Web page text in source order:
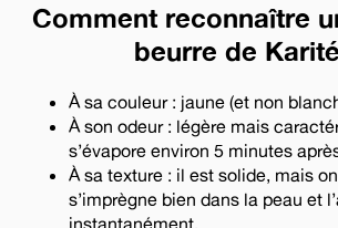
Comment reconnaître
beurre de
À sa couleur : jaune (et non
À son odeur : légère mais
s’évapore environ 5 minutes
À sa texture : il est solide, mais
s’imprègne bien dans la peau et